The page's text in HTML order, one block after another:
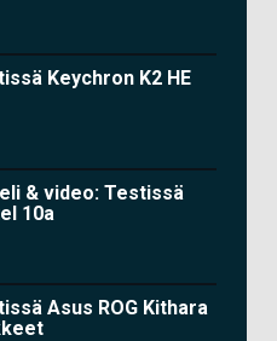
Keychron K2 HE
& video: Testissä
10a
Asus ROG Kithara